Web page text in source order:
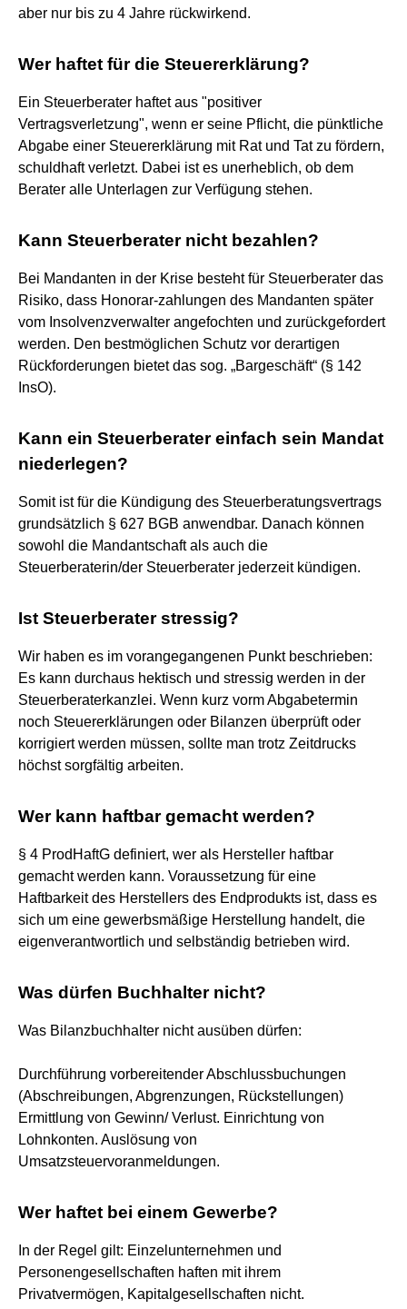
aber nur bis zu 4 Jahre rückwirkend.
Wer haftet für die Steuererklärung?
Ein Steuerberater haftet aus "positiver
Vertragsverletzung", wenn er seine Pflicht, die pünktliche
Abgabe einer Steuererklärung mit Rat und Tat zu fördern,
schuldhaft verletzt. Dabei ist es unerheblich, ob dem
Berater alle Unterlagen zur Verfügung stehen.
Kann Steuerberater nicht bezahlen?
Bei Mandanten in der Krise besteht für Steuerberater das
Risiko, dass Honorar-zahlungen des Mandanten später
vom Insolvenzverwalter angefochten und zurückgefordert
werden. Den bestmöglichen Schutz vor derartigen
Rückforderungen bietet das sog. „Bargeschäft“ (§ 142
InsO).
Kann ein Steuerberater einfach sein Mandat
niederlegen?
Somit ist für die Kündigung des Steuerberatungsvertrags
grundsätzlich § 627 BGB anwendbar. Danach können
sowohl die Mandantschaft als auch die
Steuerberaterin/der Steuerberater jederzeit kündigen.
Ist Steuerberater stressig?
Wir haben es im vorangegangenen Punkt beschrieben:
Es kann durchaus hektisch und stressig werden in der
Steuerberaterkanzlei. Wenn kurz vorm Abgabetermin
noch Steuererklärungen oder Bilanzen überprüft oder
korrigiert werden müssen, sollte man trotz Zeitdrucks
höchst sorgfältig arbeiten.
Wer kann haftbar gemacht werden?
§ 4 ProdHaftG definiert, wer als Hersteller haftbar
gemacht werden kann. Voraussetzung für eine
Haftbarkeit des Herstellers des Endprodukts ist, dass es
sich um eine gewerbsmäßige Herstellung handelt, die
eigenverantwortlich und selbständig betrieben wird.
Was dürfen Buchhalter nicht?
Was Bilanzbuchhalter nicht ausüben dürfen:
Durchführung vorbereitender Abschlussbuchungen
(Abschreibungen, Abgrenzungen, Rückstellungen)
Ermittlung von Gewinn/ Verlust. Einrichtung von
Lohnkonten. Auslösung von
Umsatzsteuervoranmeldungen.
Wer haftet bei einem Gewerbe?
In der Regel gilt: Einzelunternehmen und
Personengesellschaften haften mit ihrem
Privatvermögen, Kapitalgesellschaften nicht.